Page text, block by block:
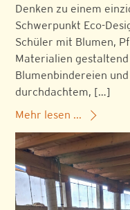
Denken zu einem
Schwerpunkt Eco-
Schüler mit Blumen,
Materialien
Blumenbindereien
durchdachtem, […]
Mehr lesen ...